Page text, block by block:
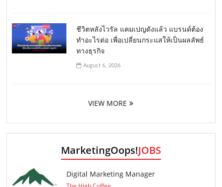
ชีวิตหลังไวรัล แคมเปญดังแล้ว แบรนด์ต้อง
ทำอะไรต่อ เพื่อเปลี่ยนกระแสให้เป็นผลลัพธ์
ทางธุรกิจ
August 6, 2026
VIEW MORE
MarketingOops!JOBS
Digital Marketing Manager